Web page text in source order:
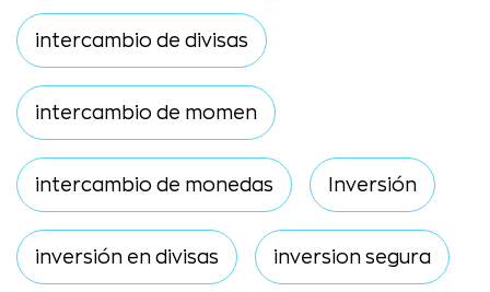
intercambio de divisas
intercambio de momen
intercambio de monedas Inversión
inversión en divisas inversion segura